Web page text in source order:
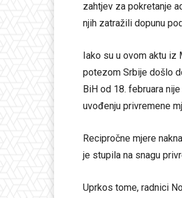
zahtjev za pokretanje
njih zatražili dopunu
Iako su u ovom aktu
potezom Srbije došlo
BiH od 18. februara
uvođenju privremene
Recipročne mjere
je stupila na snagu
Uprkos tome, radnici